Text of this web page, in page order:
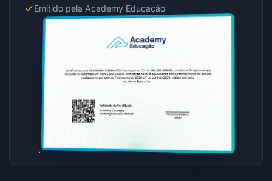
Emitido pela Academy Educação